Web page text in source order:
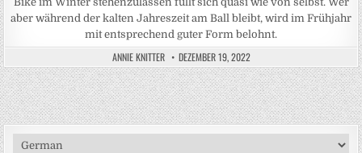
aber während der kalten Jahreszeit am Ball bleibt, wird im Frühjahr
mit entsprechend guter Form belohnt.
ANNIE KNITTER DEZEMBER 19, 2022